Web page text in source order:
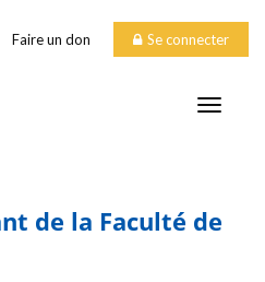
Faire un don Se connecter
de la Faculté de